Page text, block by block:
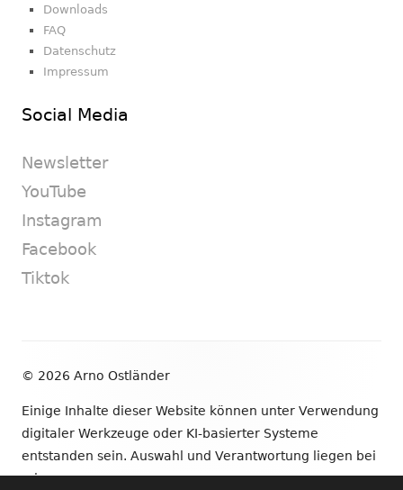
Downloads
FAQ
Datenschutz
Impressum
Social Media
Newsletter
YouTube
Instagram
Facebook
Tiktok
© 2026 Arno Ostländer
Einige Inhalte dieser Website können unter Verwendung
digitaler Werkzeuge oder KI-basierter Systeme
entstanden sein. Auswahl und Verantwortung liegen bei
mir.